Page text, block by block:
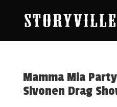
Mamma Mia
Sivonen Drag